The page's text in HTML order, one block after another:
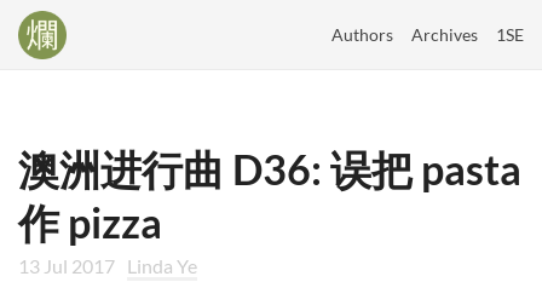
Authors Archives 1SE
澳洲进行曲 D36: 误把 pasta
作 pizza
13 Jul 2017 Linda Ye